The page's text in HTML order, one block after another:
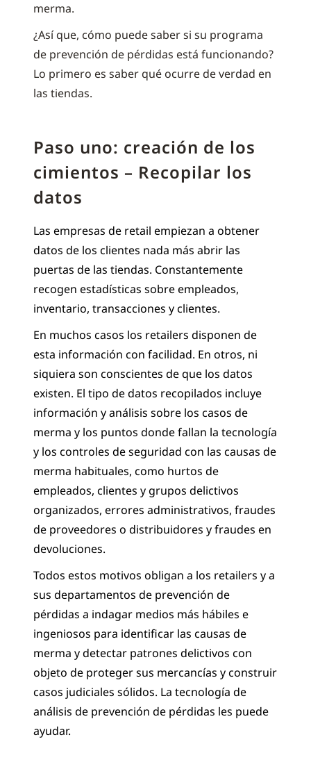
merma.
¿Así que, cómo puede saber si su programa
de prevención de pérdidas está funcionando?
Lo primero es saber qué ocurre de verdad en
las tiendas.
Paso uno: creación de los
cimientos – Recopilar los
datos
Las empresas de retail empiezan a obtener
datos de los clientes nada más abrir las
puertas de las tiendas. Constantemente
recogen estadísticas sobre empleados,
inventario, transacciones y clientes.
En muchos casos los retailers disponen de
esta información con facilidad. En otros, ni
siquiera son conscientes de que los datos
existen. El tipo de datos recopilados incluye
información y análisis sobre los casos de
merma y los puntos donde fallan la tecnología
y los controles de seguridad con las causas de
merma habituales, como hurtos de
empleados, clientes y grupos delictivos
organizados, errores administrativos, fraudes
de proveedores o distribuidores y fraudes en
devoluciones.
Todos estos motivos obligan a los retailers y a
sus departamentos de prevención de
pérdidas a indagar medios más hábiles e
ingeniosos para identificar las causas de
merma y detectar patrones delictivos con
objeto de proteger sus mercancías y construir
casos judiciales sólidos. La tecnología de
análisis de prevención de pérdidas les puede
ayudar.